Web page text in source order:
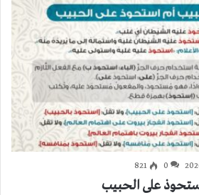
0
821
على الحبيب